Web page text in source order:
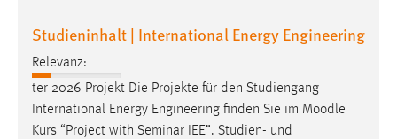
Studieninhalt | International Energy Engineering
Relevanz:
ter 2026 Projekt Die Projekte für den Studiengang
International Energy Engineering finden Sie im Moodle
Kurs “Project with Seminar IEE”. Studien- und